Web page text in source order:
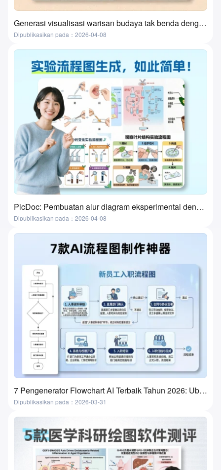
Generasi visualisasi warisan budaya tak benda dengan satu klik berbasis AI? Alat ini benar-benar melakukannya!
Dipublikasikan pada：2026-04-08
PicDoc: Pembuatan alur diagram eksperimental dengan satu klik—alat ultimate untuk persiapan kelas laboratorium
Dipublikasikan pada：2026-04-08
7 Pengenerator Flowchart AI Terbaik Tahun 2026: Ubah Ide Menjadi Flowchart dalam Beberapa Menit
Dipublikasikan pada：2026-03-31